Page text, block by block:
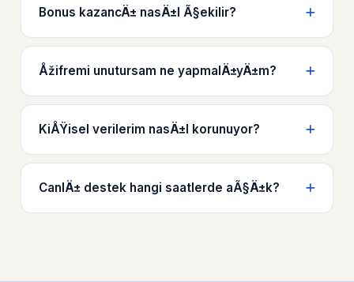
Bonus kazancÄ± nasÄ±l Ã§ekilir?
Åžifremi unutursam ne yapmalÄ±yÄ±m?
KiÅŸisel verilerim nasÄ±l korunuyor?
CanlÄ± destek hangi saatlerde aÃ§Ä±k?